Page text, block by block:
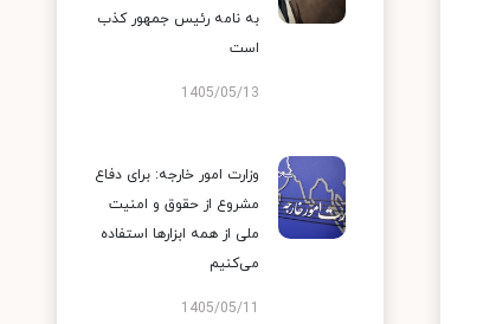
به نامه رئیس جمهور کذب
است
1405/05/13
وزارت امور خارجه: برای دفاع
مشروع از حقوق و امنیت
ملی از همه ابزارها استفاده
می‌کنیم
1405/05/11